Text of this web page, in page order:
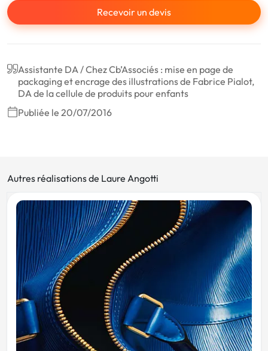
Recevoir un devis
Assistante DA / Chez Cb’Associés : mise en page de
packaging et encrage des illustrations de Fabrice Pialot,
DA de la cellule de produits pour enfants
Publiée le 20/07/2016
Autres réalisations de Laure Angotti